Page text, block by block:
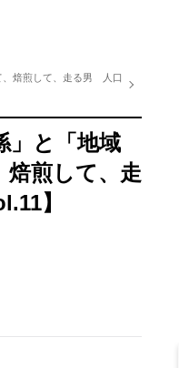
、焙煎して、走る男 人口
」と「地域
焙煎して、走
】